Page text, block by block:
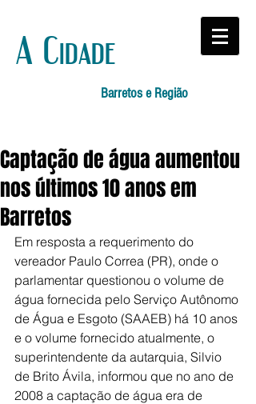
A Cidade
Barretos e Região
Captação de água aumentou
nos últimos 10 anos em
Barretos
Em resposta a requerimento do
vereador Paulo Correa (PR), onde o
parlamentar questionou o volume de
água fornecida pelo Serviço Autônomo
de Água e Esgoto (SAAEB) há 10 anos
e o volume fornecido atualmente, o
superintendente da autarquia, Silvio
de Brito Ávila, informou que no ano de
2008 a captação de água era de